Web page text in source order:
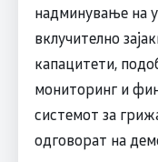
надминување на
вклучително
капацитети,
мониторинг и
системот за
одговорат на